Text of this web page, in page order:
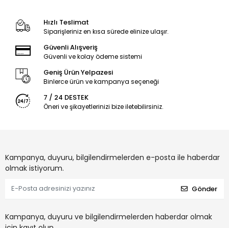
Hızlı Teslimat
Siparişleriniz en kısa sürede elinize ulaşır.
Güvenli Alışveriş
Güvenli ve kolay ödeme sistemi
Geniş Ürün Yelpazesi
Binlerce ürün ve kampanya seçeneği
7 / 24 DESTEK
Öneri ve şikayetlerinizi bize iletebilirsiniz.
Kampanya, duyuru, bilgilendirmelerden e-posta ile haberdar
olmak istiyorum.
Gönder
Kampanya, duyuru ve bilgilendirmelerden haberdar olmak